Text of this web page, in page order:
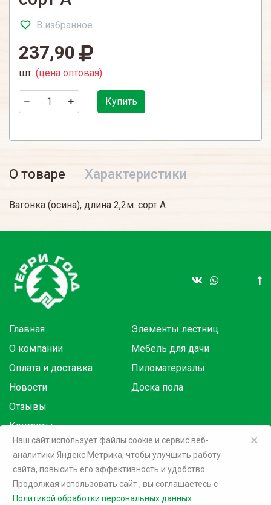
В избранное
237,90
шт. (цена оптовая)
Купить
О товаре Характеристики
Вагонка (осина), длина 2,2м. сорт А
Главная
О компании
Оплата и доставка
Новости
Отзывы
Контакты
Элементы лестниц
Мебель для дачи
Пиломатериалы
Доска пола
Товары в розницу на маркетплейсах:
©2026 Терри Голд
×
Наш сайт использует файлы cookie и сервис веб-
аналитики Яндекс Метрика, чтобы улучшить работу
сайта, повысить его эффективность и удобство.
Продолжая использовать сайт, вы соглашаетесь c
Политикой обработки персональных данных